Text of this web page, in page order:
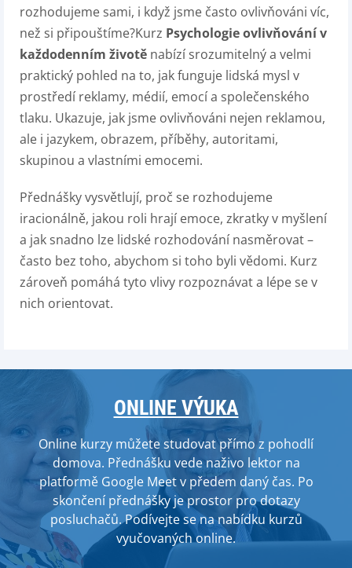
rozhodujeme sami, i když jsme často ovlivňováni víc,
než si připouštíme?Kurz Psychologie ovlivňování v
každodenním životě nabízí srozumitelný a velmi
praktický pohled na to, jak funguje lidská mysl v
prostředí reklamy, médií, emocí a společenského
tlaku. Ukazuje, jak jsme ovlivňováni nejen reklamou,
ale i jazykem, obrazem, příběhy, autoritami,
skupinou a vlastními emocemi.
Přednášky vysvětlují, proč se rozhodujeme
iracionálně, jakou roli hrají emoce, zkratky v myšlení
a jak snadno lze lidské rozhodování nasměrovat –
často bez toho, abychom si toho byli vědomi. Kurz
zároveň pomáhá tyto vlivy rozpoznávat a lépe se v
nich orientovat.
ONLINE VÝUKA
Online kurzy můžete studovat přímo z pohodlí
domova. Přednášku vede naživo lektor na
platformě Google Meet v předem daný čas. Po
skončení přednášky je prostor pro dotazy
posluchačů. Podívejte se na nabídku kurzů
vyučovaných online.